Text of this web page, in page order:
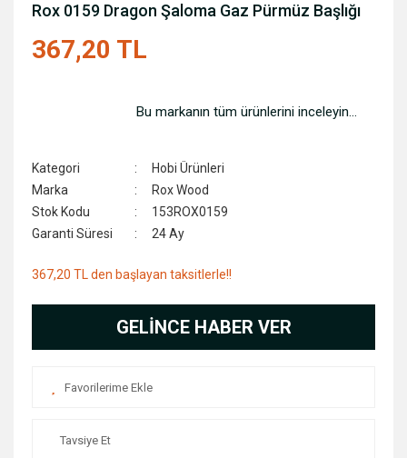
Rox 0159 Dragon Şaloma Gaz Pürmüz Başlığı
367,20 TL
Bu markanın tüm ürünlerini inceleyin...
Kategori
Hobi Ürünleri
Marka
Rox Wood
Stok Kodu
153ROX0159
Garanti Süresi
24 Ay
367,20 TL den başlayan taksitlerle!!
GELİNCE HABER VER
Tavsiye Et